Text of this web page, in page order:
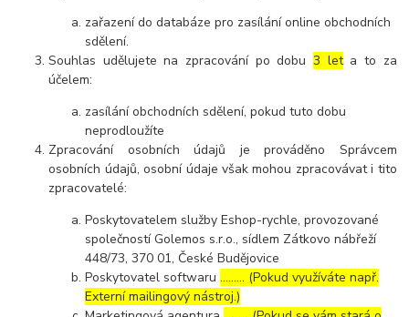
zařazení do databáze pro zasílání online obchodních
sdělení.
Souhlas udělujete na zpracování po dobu3 leta to za
účelem:
zasílání obchodních sdělení, pokud tuto dobu
neprodloužíte
Zpracování osobních údajů je prováděno Správcem
osobních údajů, osobní údaje však mohou zpracovávat i tito
zpracovatelé:
Poskytovatelem služby Eshop-rychle, provozované
společností Golemos s.r.o., sídlem Zátkovo nábřeží
448/73, 370 01, České Budějovice
Poskytovatel softwaru……… (Pokud využíváte např.
Externí mailingový nástroj.)